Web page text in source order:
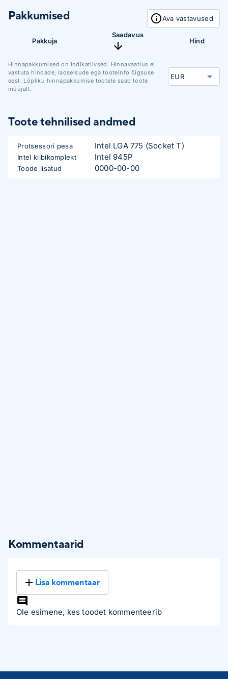
Pakkumised Ava vastavused
Pakkuja
Saadavus
Hind
Hinnapakkumised on indikatiivsed. Hinnavaatlus ei
vastuta hindade, laoseisude ega tooteinfo õigsuse
eest. Lõpliku hinnapakkumise tootele saab toote
müüjalt.
Toote tehnilised andmed
Protsessori pesa Intel LGA 775 (Socket T)
Intel kiibikomplekt Intel 945P
Toode lisatud 0000-00-00
Kommentaarid
Lisa kommentaar
Ole esimene, kes toodet kommenteerib